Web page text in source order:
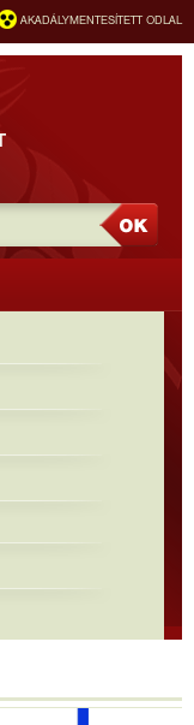
AKADÁLYMENTESÍTETT ODLAL